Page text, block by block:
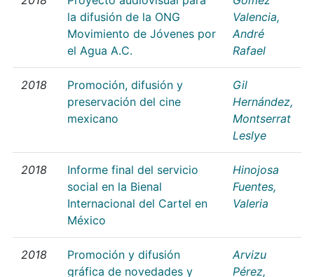
la difusión de la ONG
Movimiento de Jóvenes por
el Agua A.C.
Valencia,
André
Rafael
2018
Promoción, difusión y
preservación del cine
mexicano
Gil
Hernández,
Montserrat
Leslye
2018
Informe final del servicio
social en la Bienal
Internacional del Cartel en
México
Hinojosa
Fuentes,
Valeria
2018
Promoción y difusión
gráfica de novedades y
Arvizu
Pérez,